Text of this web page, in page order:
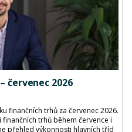
červenec 2026
finančních trhů za červenec 2026.
trhů během července i
přehled výkonnosti hlavních tříd